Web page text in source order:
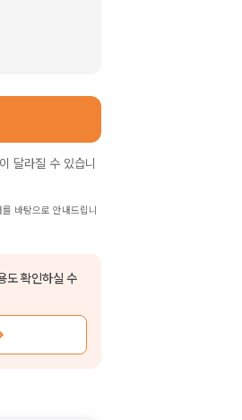
달라질 수 있습니
바탕으로 안내드립니
도 확인하실 수